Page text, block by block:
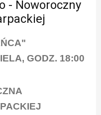
- Noworoczny
GODZ. 18:00